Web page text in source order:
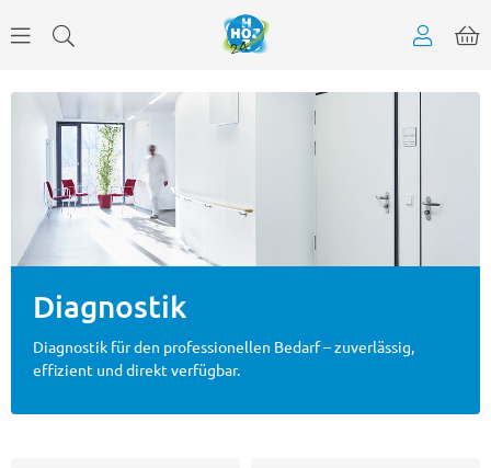
Diagnostik
Diagnostik für den professionellen Bedarf – zuverlässig,
effizient und direkt verfügbar.